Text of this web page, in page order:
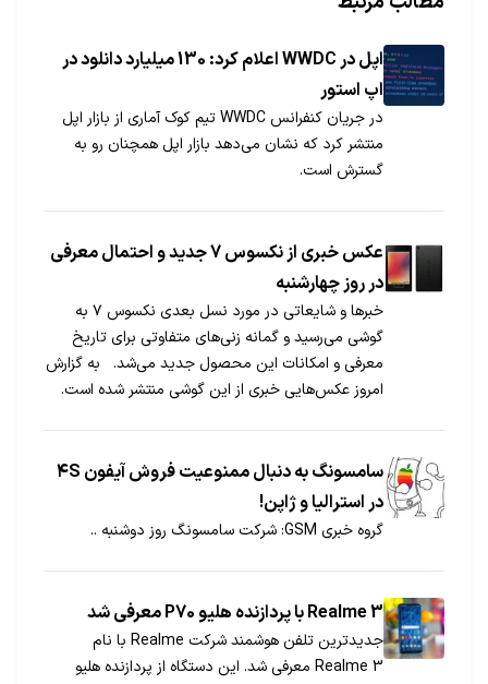
اپل در WWDC اعلام کرد: 130 میلیارد دانلود در
اپ استور
در جریان کنفرانس WWDC تیم کوک آماری از بازار اپل
منتشر کرد که نشان می‌دهد بازار اپل همچنان رو به
گسترش است.
عکس خبری از نکسوس 7 جدید و احتمال معرفی
در روز چهارشنبه
خبرها و شایعاتی در مورد نسل بعدی نکسوس ۷ به
گوشی می‌رسید و گمانه زنی‌های متفاوتی برای تاریخ
معرفی و امکانات این محصول جدید می‌شد. به گزارش
امروز عکس‌هایی خبری از این گوشی منتشر شده است.
سامسونگ به دنبال ممنوعیت فروش آیفون ۴S
در استرالیا و ژاپن!
گروه خبری GSM: شرکت سامسونگ روز دوشنبه ..
Realme 3 با پردازنده هلیو P70 معرفی شد
جدیدترین تلفن هوشمند شرکت Realme با نام
Realme 3 معرفی شد. این دستگاه از پردازنده هلیو